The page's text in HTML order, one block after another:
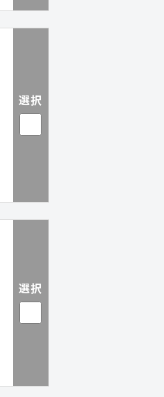
選択
選択